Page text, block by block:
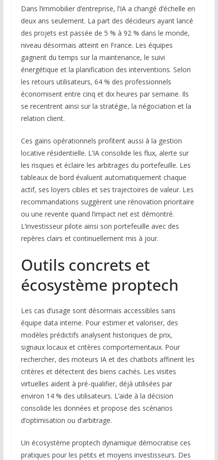
Dans l’immobilier d’entreprise, l’IA a changé d’échelle en
deux ans seulement. La part des décideurs ayant lancé
des projets est passée de 5 % à 92 % dans le monde,
niveau désormais atteint en France. Les équipes
gagnent du temps sur la maintenance, le suivi
énergétique et la planification des interventions. Selon
les retours utilisateurs, 64 % des professionnels
économisent entre cinq et dix heures par semaine. Ils
se recentrent ainsi sur la stratégie, la négociation et la
relation client.
Ces gains opérationnels profitent aussi à la gestion
locative résidentielle. L’IA consolide les flux, alerte sur
les risques et éclaire les arbitrages du portefeuille. Les
tableaux de bord évaluent automatiquement chaque
actif, ses loyers cibles et ses trajectoires de valeur. Les
recommandations suggèrent une rénovation prioritaire
ou une revente quand l’impact net est démontré.
L’investisseur pilote ainsi son portefeuille avec des
repères clairs et continuellement mis à jour.
Outils concrets et
écosystème proptech
Les cas d’usage sont désormais accessibles sans
équipe data interne. Pour estimer et valoriser, des
modèles prédictifs analysent historiques de prix,
signaux locaux et critères comportementaux. Pour
rechercher, des moteurs IA et des chatbots affinent les
critères et détectent des biens cachés. Les visites
virtuelles aident à pré-qualifier, déjà utilisées par
environ 14 % des utilisateurs. L’aide à la décision
consolide les données et propose des scénarios
d’optimisation ou d’arbitrage.
Un écosystème proptech dynamique démocratise ces
pratiques pour les petits et moyens investisseurs. Des